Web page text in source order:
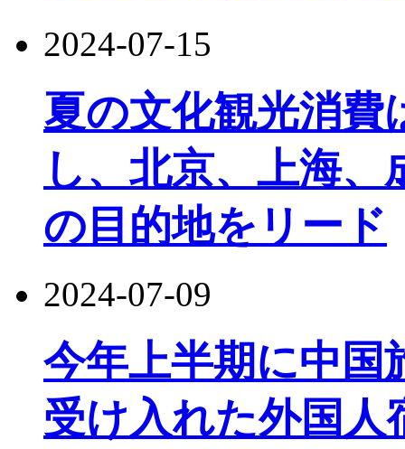
2024-07-15
夏の文化観光消費
し、北京、上海
の目的地をリード
2024-07-09
今年上半期に中国
受け入れた外国人